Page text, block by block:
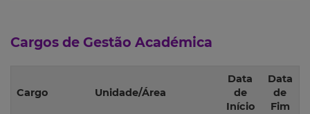
Cargos de Gestão Académica
Cargo Unidade/Área
Data
de
Início
Data
de
Fim